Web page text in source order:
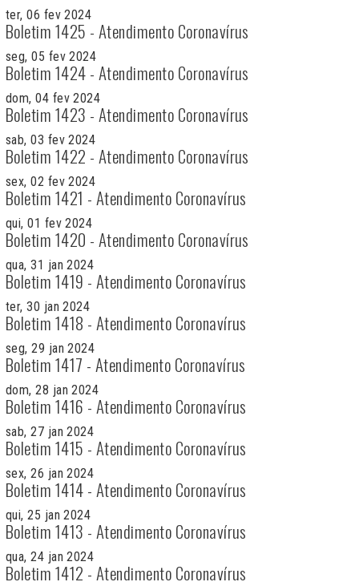
ter, 06 fev 2024
Boletim 1425 - Atendimento Coronavírus
seg, 05 fev 2024
Boletim 1424 - Atendimento Coronavírus
dom, 04 fev 2024
Boletim 1423 - Atendimento Coronavírus
sab, 03 fev 2024
Boletim 1422 - Atendimento Coronavírus
sex, 02 fev 2024
Boletim 1421 - Atendimento Coronavírus
qui, 01 fev 2024
Boletim 1420 - Atendimento Coronavírus
qua, 31 jan 2024
Boletim 1419 - Atendimento Coronavírus
ter, 30 jan 2024
Boletim 1418 - Atendimento Coronavírus
seg, 29 jan 2024
Boletim 1417 - Atendimento Coronavírus
dom, 28 jan 2024
Boletim 1416 - Atendimento Coronavírus
sab, 27 jan 2024
Boletim 1415 - Atendimento Coronavírus
sex, 26 jan 2024
Boletim 1414 - Atendimento Coronavírus
qui, 25 jan 2024
Boletim 1413 - Atendimento Coronavírus
qua, 24 jan 2024
Boletim 1412 - Atendimento Coronavírus